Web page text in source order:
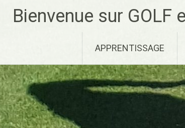
Bienvenue sur GOLF
APPRENTISSAGE